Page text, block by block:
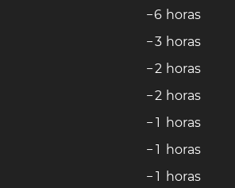
−6 horas
−3 horas
−2 horas
−2 horas
− 1 horas
− 1 horas
− 1 horas